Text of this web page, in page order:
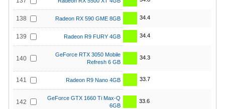
138 Radeon RX 590 GME 8GB 34.4
139 Radeon R9 FURY 4GB 34.4
140
GeForce RTX 3050 Mobile
Refresh 6 GB
34.3
141 Radeon R9 Nano 4GB 33.7
142
GeForce GTX 1660 Ti Max-Q
6GB
33.6